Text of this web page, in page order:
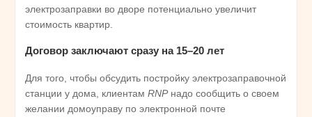
электрозаправки во дворе потенциально увеличит
стоимость квартир.
Договор заключают сразу на 15–20 лет
Для того, чтобы обсудить постройку электрозаправочной
станции у дома, клиентам RNPнадо сообщить о своем
желании домоуправу по электронной почте